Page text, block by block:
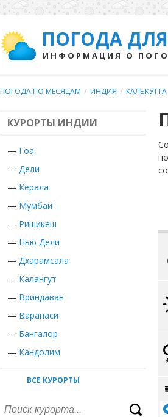
ПОГОДА
ИНФОРМАЦИЯ О
ПОГОДА ПО МЕСЯЦАМ / ИНДИЯ / КАЛЬКУТТА
КУРОРТЫ ИНДИИ
— Гоа
— Дели
— Керала
— Мумбаи
— Ришикеш
— Нью Дели
— Дхарамсала
— Калангут
— Вриндаван
— Варанаси
— Бангалор
— Кандолим
ВСЕ КУРОРТЫ